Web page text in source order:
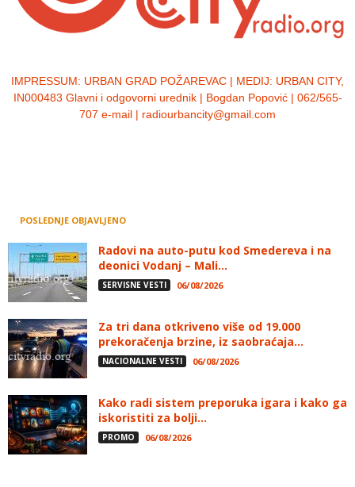
IMPRESSUM: URBAN GRAD POŽAREVAC | MEDIJ: URBAN CITY,
IN000483 Glavni i odgovorni urednik | Bogdan Popović | 062/565-
707 e-mail | radiourbancity@gmail.com
POSLEDNJE OBJAVLJENO
Radovi na auto-putu kod Smedereva i na
deonici Vodanj – Mali...
SERVISNE VESTI 06/08/2026
Za tri dana otkriveno više od 19.000
prekoračenja brzine, iz saobraćaja...
NACIONALNE VESTI 06/08/2026
Kako radi sistem preporuka igara i kako ga
iskoristiti za bolji...
PROMO 06/08/2026